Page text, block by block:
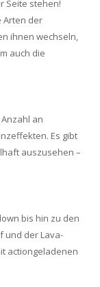
Seite stehen!
Arten der
ihnen wechseln,
auch die
an
Es gibt
auszusehen –
bis hin zu den
und der Lava-
actiongeladenen